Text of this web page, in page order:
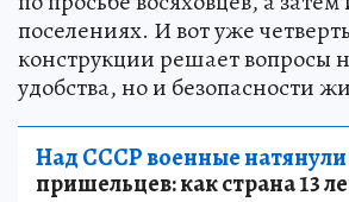
поселениях. И вот уже
конструкции решает вопросы
удобства, но и безопасности
Над СССР военные натянули
пришельцев: как страна 13